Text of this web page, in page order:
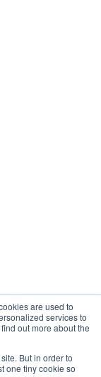
are used to
services to
out more about the
But in order to
one tiny cookie so